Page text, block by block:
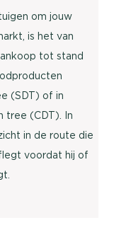
om jouw
is het van
tot stand
(SDT) of in
tree (CDT). In
in de route die
voordat hij of